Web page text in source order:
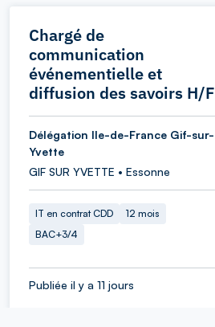
Chargé de
communication
événementielle et
diffusion des savoirs H/F
Délégation Ile-de-France Gif-sur-
Yvette
GIF SUR YVETTE • Essonne
IT en contrat CDD
12 mois
BAC+3/4
Publiée il y a 11 jours